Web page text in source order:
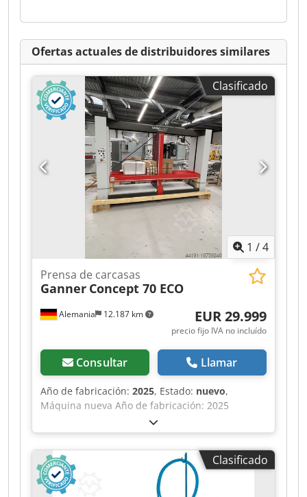
Ofertas actuales de distribuidores similares
Clasificado
1 /4
Alemania 12.187 km
Prensa de carcasas
Ganner Concept 70 ECO
EUR 29.999
precio fijo IVA no incluído
Consultar Llamar
Año de fabricación: 2025, Estado: nuevo,
Máquina nueva Año de fabricación: 2025
Equipamiento y datos técnicos: Completamente
en versión estándar con: Chasis robusto,
indeformable, de acero, en construcción soldada
y atornillada Viga prensadora laminar SUPERIOR
con 6 elementos, viga prensadora laminar
LATERAL con 5 elementos Vigas prensadoras
Clasificado